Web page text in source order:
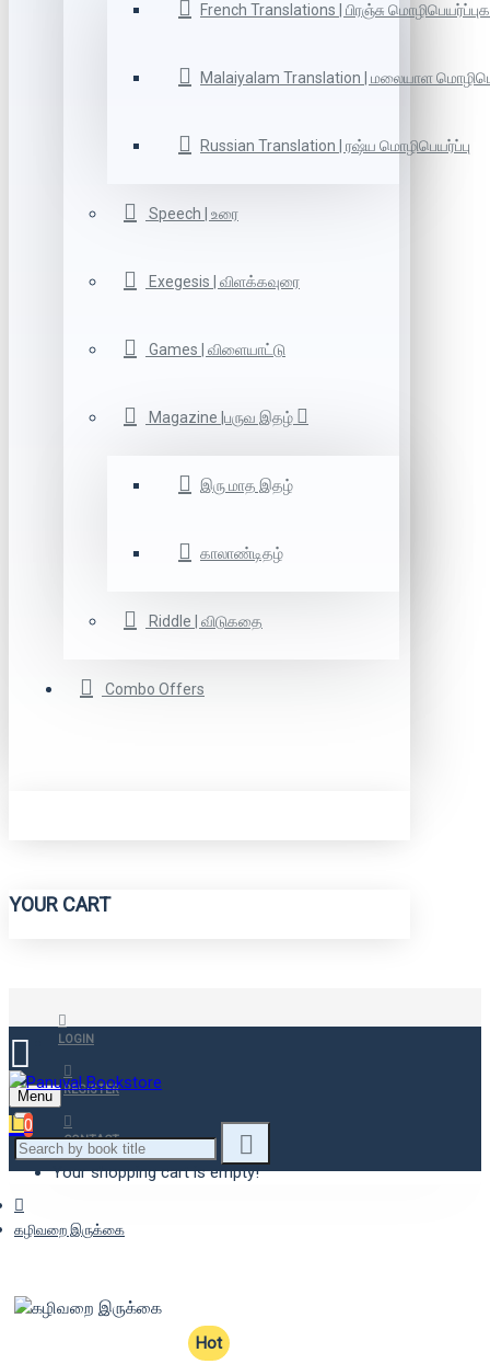
French Translations | பிரஞ்சு
Malaiyalam Translation | மலையாள
Russian Translation | ரஷ்ய மொழிபெயர்ப்பு
Speech | உரை
Exegesis | விளக்கவுரை
Games | விளையாட்டு
Magazine |பருவ இதழ்
இரு மாத இதழ்
காலாண்டிதழ்
Riddle | விடுகதை
Combo Offers
YOUR CART
LOGIN
REGISTER
CONTACT
Menu
0
Your shopping cart is empty!
கழிவறை இருக்கை
Hot